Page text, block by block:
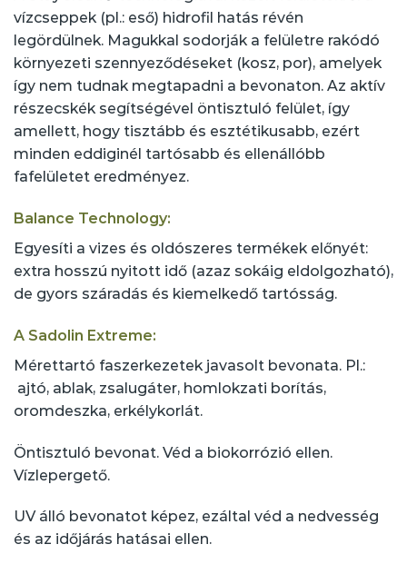
vízcseppek (pl.: eső) hidrofil hatás révén
legördülnek. Magukkal sodorják a felületre rakódó
környezeti szennyeződéseket (kosz, por), amelyek
így nem tudnak megtapadni a bevonaton. Az aktív
részecskék segítségével öntisztuló felület, így
amellett, hogy tisztább és esztétikusabb, ezért
minden eddiginél tartósabb és ellenállóbb
fafelületet eredményez.
Balance Technology:
Egyesíti a vizes és oldószeres termékek előnyét:
extra hosszú nyitott idő (azaz sokáig eldolgozható),
de gyors száradás és kiemelkedő tartósság.
A Sadolin Extreme:
Mérettartó faszerkezetek javasolt bevonata. Pl.:
ajtó, ablak, zsalugáter, homlokzati borítás,
oromdeszka, erkélykorlát.
Öntisztuló bevonat. Véd a biokorrózió ellen.
Vízlepergető.
UV álló bevonatot képez, ezáltal véd a nedvesség
és az időjárás hatásai ellen.